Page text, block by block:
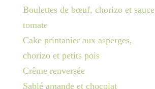
Boulettes de bœuf, chorizo et sauce
tomate
Cake printanier aux asperges,
chorizo et petits pois
Crême renversée
Sablé amande et chocolat